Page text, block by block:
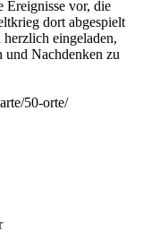
Ereignisse vor, die
dort abgespielt
eingeladen,
Nachdenken zu
50-orte/